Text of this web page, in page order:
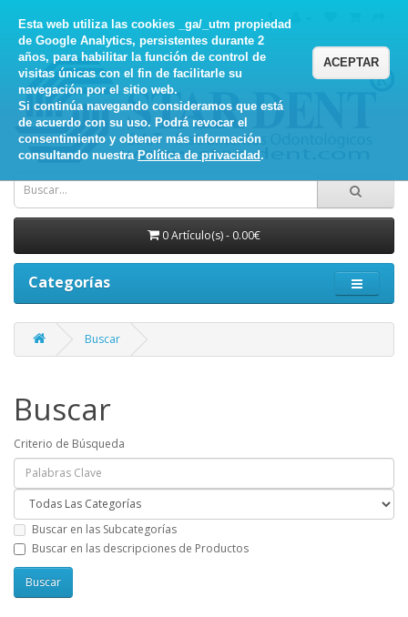
Esta web utiliza las cookies _ga/_utm propiedad
de Google Analytics, persistentes durante 2
años, para habilitar la función de control de
visitas únicas con el fin de facilitarle su
navegación por el sitio web.
Si continúa navegando consideramos que está
de acuerdo con su uso. Podrá revocar el
consentimiento y obtener más información
consultando nuestra Política de privacidad.
ACEPTAR
0 Artículo(s) - 0.00€
Categorías
Buscar
Buscar
Criterio de Búsqueda
Buscar en las Subcategorías
Buscar en las descripciones de Productos